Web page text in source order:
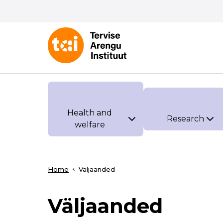
Health and
welfare
Research
Home Väljaanded
Väljaanded